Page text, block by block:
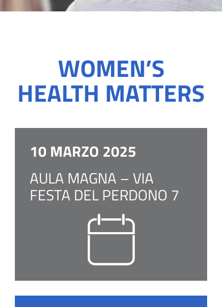
WOMEN’S
HEALTH MATTERS
10 MARZO 2025
AULA MAGNA – VIA
FESTA DEL PERDONO 7